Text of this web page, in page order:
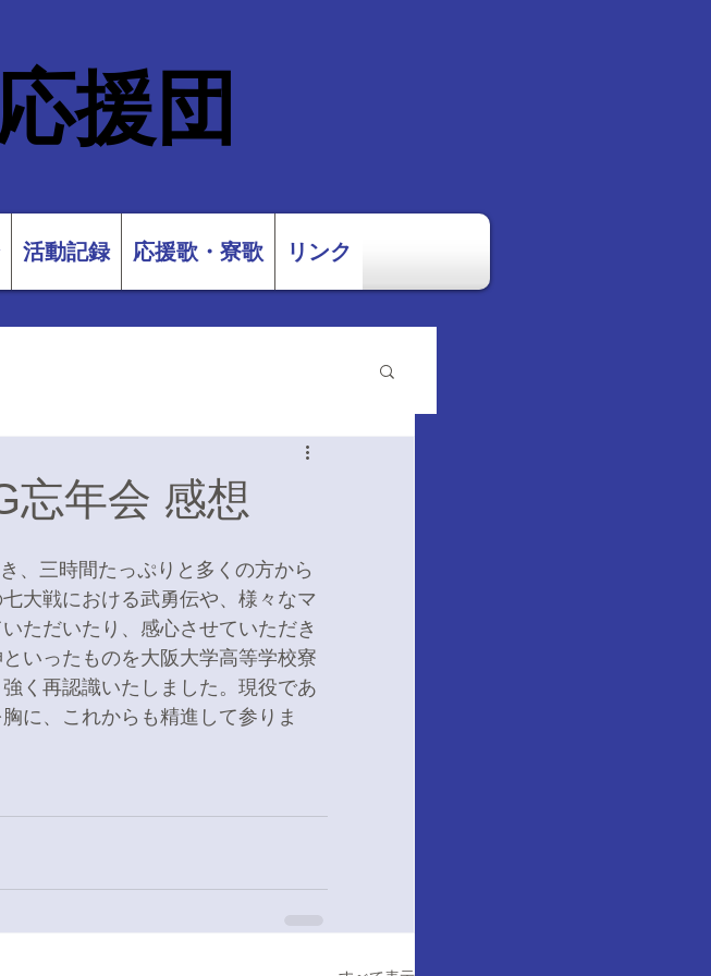
援団
活動記録 応援歌・寮歌 リンク
忘年会 感想
、三時間たっぷりと多くの方から
大戦における武勇伝や、様々なマ
ただいたり、感心させていただき
いったものを大阪大学高等学校寮
く再認識いたしました。現役であ
に、これからも精進して参りま